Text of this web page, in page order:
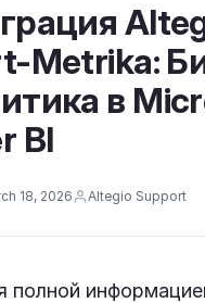
Metrika:
в
BI
18, 2026 Altegio Support
полной